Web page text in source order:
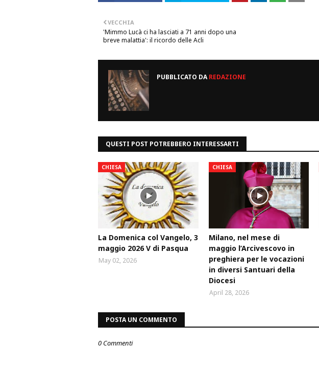
VECCHIA
'Mimmo Lucà ci ha lasciati a 71 anni dopo una
breve malattia': il ricordo delle Acli
PUBBLICATO DAREDAZIONE
QUESTI POST POTREBBERO INTERESSARTI
CHIESA
La Domenica col Vangelo, 3
maggio 2026 V di Pasqua
May 02, 2026
CHIESA
Milano, nel mese di
maggio l’Arcivescovo in
preghiera per le vocazioni
in diversi Santuari della
Diocesi
April 28, 2026
POSTA UN COMMENTO
0 Commenti